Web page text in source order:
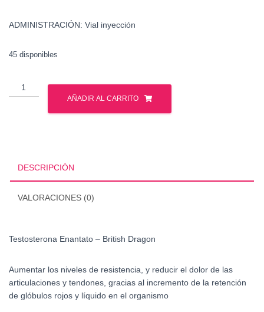
ADMINISTRACIÓN: Vial inyección
45 disponibles
Testosterona
Enantato
AÑADIR AL CARRITO
DESCRIPCIÓN
VALORACIONES (0)
Testosterona Enantato – British Dragon
Aumentar los niveles de resistencia, y reducir el dolor de las
articulaciones y tendones, gracias al incremento de la retención
de glóbulos rojos y líquido en el organismo